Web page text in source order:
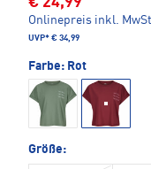
Onlinepreis inkl.
UVP* € 34,99
Farbe: Rot
Größe: